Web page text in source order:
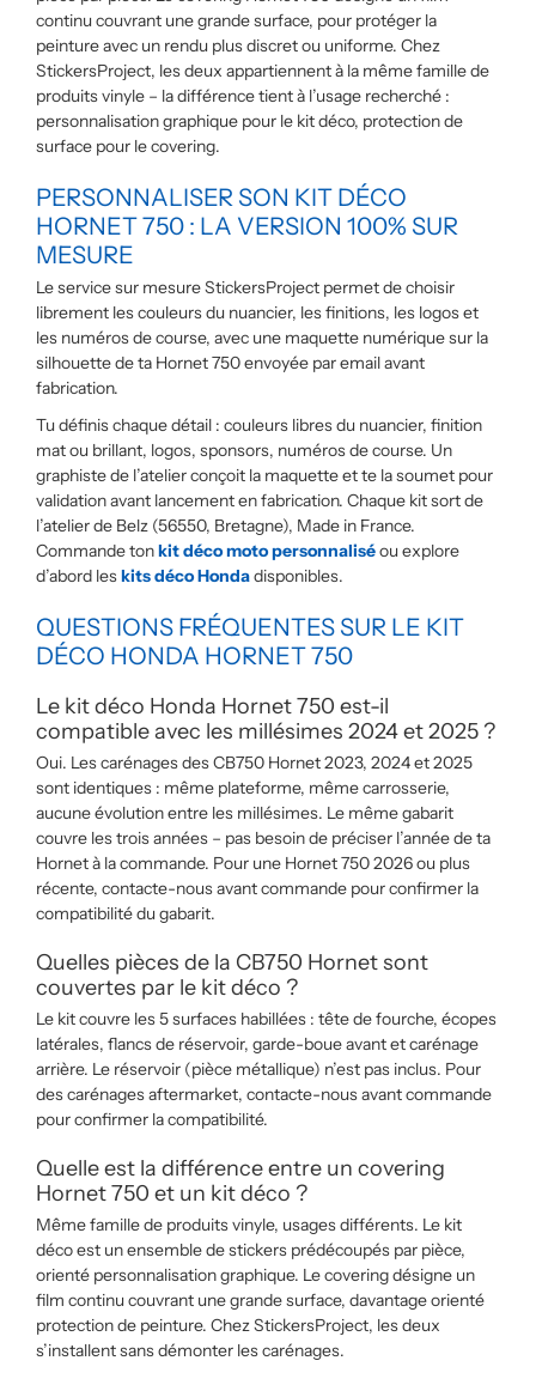
continu couvrant une grande surface, pour protéger la
peinture avec un rendu plus discret ou uniforme. Chez
StickersProject, les deux appartiennent à la même famille de
produits vinyle – la différence tient à l’usage recherché :
personnalisation graphique pour le kit déco, protection de
surface pour le covering.
PERSONNALISER SON KIT DÉCO
HORNET 750 : LA VERSION 100% SUR
MESURE
Le service sur mesure StickersProject permet de choisir
librement les couleurs du nuancier, les finitions, les logos et
les numéros de course, avec une maquette numérique sur la
silhouette de ta Hornet 750 envoyée par email avant
fabrication.
Tu définis chaque détail : couleurs libres du nuancier, finition
mat ou brillant, logos, sponsors, numéros de course. Un
graphiste de l’atelier conçoit la maquette et te la soumet pour
validation avant lancement en fabrication. Chaque kit sort de
l’atelier de Belz (56550, Bretagne), Made in France.
Commande tonkit déco moto personnaliséou explore
d’abord leskits déco Hondadisponibles.
QUESTIONS FRÉQUENTES SUR LE KIT
DÉCO HONDA HORNET 750
Le kit déco Honda Hornet 750 est-il
compatible avec les millésimes 2024 et 2025 ?
Oui. Les carénages des CB750 Hornet 2023, 2024 et 2025
sont identiques : même plateforme, même carrosserie,
aucune évolution entre les millésimes. Le même gabarit
couvre les trois années – pas besoin de préciser l’année de ta
Hornet à la commande. Pour une Hornet 750 2026 ou plus
récente, contacte-nous avant commande pour confirmer la
compatibilité du gabarit.
Quelles pièces de la CB750 Hornet sont
couvertes par le kit déco ?
Le kit couvre les 5 surfaces habillées : tête de fourche, écopes
latérales, flancs de réservoir, garde-boue avant et carénage
arrière. Le réservoir (pièce métallique) n’est pas inclus. Pour
des carénages aftermarket, contacte-nous avant commande
pour confirmer la compatibilité.
Quelle est la différence entre un covering
Hornet 750 et un kit déco ?
Même famille de produits vinyle, usages différents. Le kit
déco est un ensemble de stickers prédécoupés par pièce,
orienté personnalisation graphique. Le covering désigne un
film continu couvrant une grande surface, davantage orienté
protection de peinture. Chez StickersProject, les deux
s’installent sans démonter les carénages.